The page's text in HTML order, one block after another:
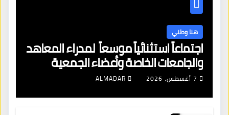
هنا وطني
اجتماعاً استثنائياً موسعاً لمدراء المعاهد
والجامعات الخاصة وأعضاء الجمعية
العمومية للنقابة العامة لمؤسسات
التعليم والتدريب الخاص في ليبيا
7 أغسطس، 2026 ALMADAR